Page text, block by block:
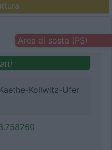
Area di sosta (PS)
Kollwitz-Ufer